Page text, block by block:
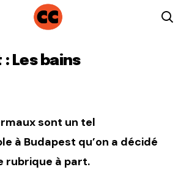
Les bains
sont un tel
à Budapest qu’on a décidé
rubrique à part.